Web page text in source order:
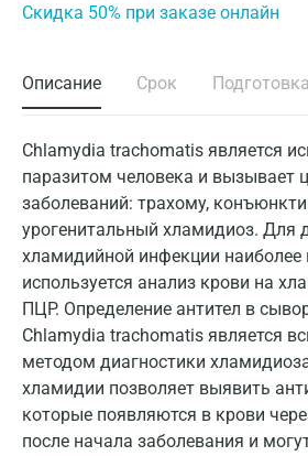
Cкидка 50% при заказе онлайн
Описание Срок Подготовка
Chlamydia trachomatis является
паразитом человека и вызывает
заболеваний: трахому,
урогенитальный хламидиоз. Для
хламидийной инфекции
используется анализ крови на
ПЦР. Определение антител в
Chlamydia trachomatis является
методом диагностики
хламидии позволяет выявить
которые появляются в крови
после начала заболевания и